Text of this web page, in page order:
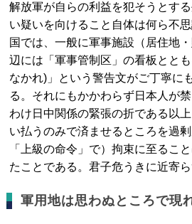
解放軍が自らの利益を犯そうとす
い疑いを向けること自体は何ら不
国では、一般に軍事施設（居住地
辺には「軍事管制区」の看板とと
なかれ)」という警告文がご丁寧に
る。それにもかかわらず日本人が
わけ日中関係の緊張の折である以
い払うのみで済ませるところを過
「上級の命令」で）拘束に至るこ
たことである。君子危うきに近寄ら
軍用地は思わぬところで現